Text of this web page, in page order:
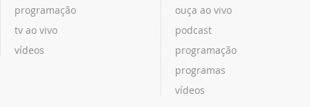
programação
tv ao vivo
vídeos
ouça ao vivo
podcast
programação
programas
vídeos